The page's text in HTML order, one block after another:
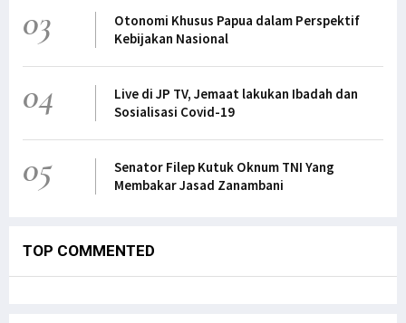
03
Otonomi Khusus Papua dalam Perspektif
Kebijakan Nasional
04
Live di JP TV, Jemaat lakukan Ibadah dan
Sosialisasi Covid-19
05
Senator Filep Kutuk Oknum TNI Yang
Membakar Jasad Zanambani
TOP COMMENTED